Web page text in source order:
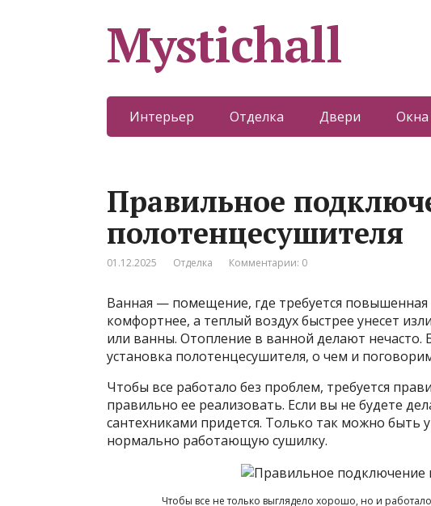
Mystichall
Интерьер Отделка Двери Окна
Правильное
полотенцесушителя
01.12.2025 Отделка Комментарии: 0
Ванная — помещение, где требуется
комфортнее, а теплый воздух быстрее унесет
или ванны. Отопление в ванной делают нечасто.
установка полотенцесушителя, о чем и
Чтобы все работало без проблем, требуется
правильно ее реализовать. Если вы не будете
сантехниками придется. Только так можно быть
нормально работающую сушилку.
Чтобы все не только выглядело хорошо, но и